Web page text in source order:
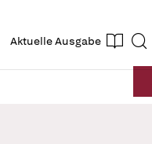
Aktuelle Ausgabe Suche
login